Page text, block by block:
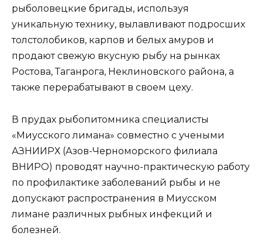
рыболовецкие бригады, используя
уникальную технику, вылавливают подросших
толстолобиков, карпов и белых амуров и
продают свежую вкусную рыбу на рынках
Ростова, Таганрога, Неклиновского района, а
также перерабатывают в своем цеху.
В прудах рыбопитомника специалисты
«Миусского лимана» совместно с учеными
АЗНИИРХ (Азов-Черноморского филиала
ВНИРО) проводят научно-практическую работу
по профилактике заболеваний рыбы и не
допускают распространения в Миусском
лимане различных рыбных инфекций и
болезней.